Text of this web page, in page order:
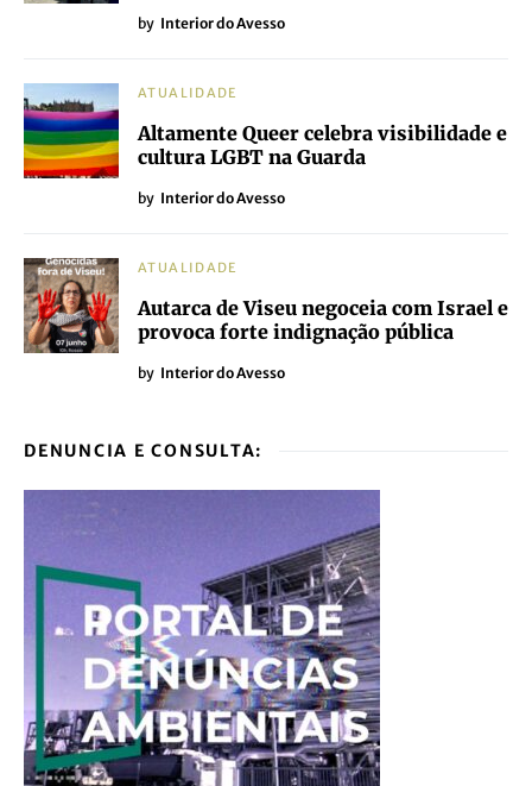
by Interior do Avesso
ATUALIDADE
Altamente Queer celebra visibilidade e
cultura LGBT na Guarda
by Interior do Avesso
ATUALIDADE
Autarca de Viseu negoceia com Israel e
provoca forte indignação pública
by Interior do Avesso
DENUNCIA E CONSULTA: